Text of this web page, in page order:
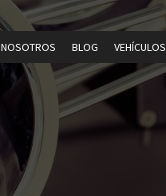
NOSOTROS BLOG VEHÍCULOS